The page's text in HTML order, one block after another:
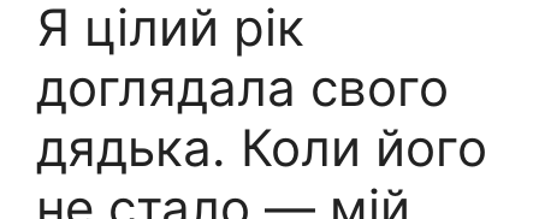
Я цілий рік
доглядала свого
дядька. Коли його